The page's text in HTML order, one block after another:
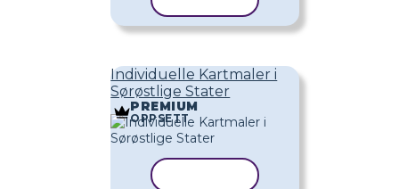
Individuelle Kartmaler i
Sørøstlige Stater
PREMIUM
OPPSETT